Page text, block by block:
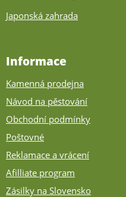
Japonská zahrada
Informace
Kamenná prodejna
Návod na pěstování
Obchodní podmínky
Poštovné
Reklamace a vrácení
Afilliate program
Zásilky na Slovensko